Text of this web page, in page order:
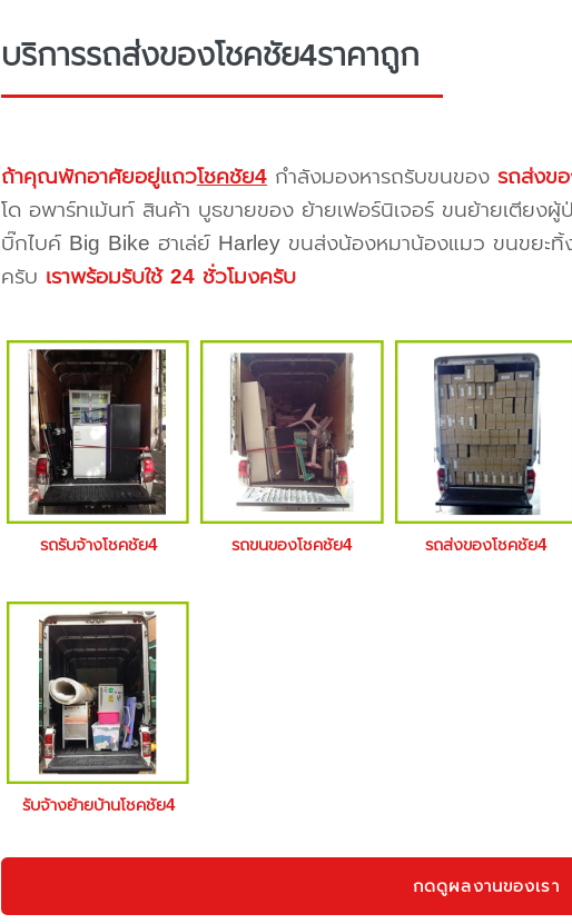
บริการรถส่งของโชคชัย4ราคาถูก
ถ้าคุณพักอาศัยอยู่แถวโชคชัย4กำลังมองหารถรับขนของ รถส่งข
โด อพาร์ทเม้นท์ สินค้า บูธขายของ ย้ายเฟอร์นิเจอร์ ขนย้ายเตียง
บิ๊กไบค์ Big Bike ฮาเล่ย์ Harley ขนส่งน้องหมาน้องแมว ขนขยะทิ้ง
ครับ เราพร้อมรับใช้ 24 ชั่วโมงครับ
รถรับจ้างโชคชัย4 รถขนของโชคชัย4 รถส่งของโชคชัย4
รับจ้างย้ายบ้านโชคชัย4
กดดูผลงานของเรา